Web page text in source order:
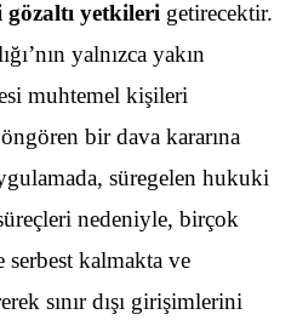
gözaltı yetkileri getirecektir.
yalnızca yakın
muhtemel kişileri
bir dava kararına
süregelen hukuki
nedeniyle, birçok
serbest kalmakta ve
sınır dışı girişimlerini